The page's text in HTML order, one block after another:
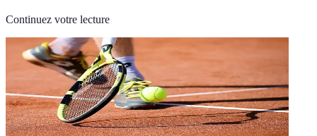
Continuez votre lecture